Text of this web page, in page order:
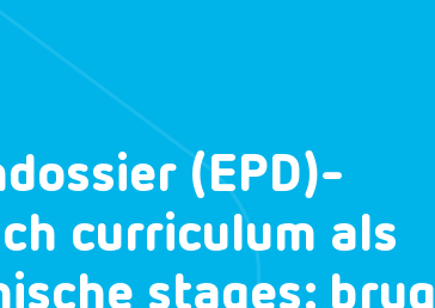
(EPD)-
curriculum als
stages: brug